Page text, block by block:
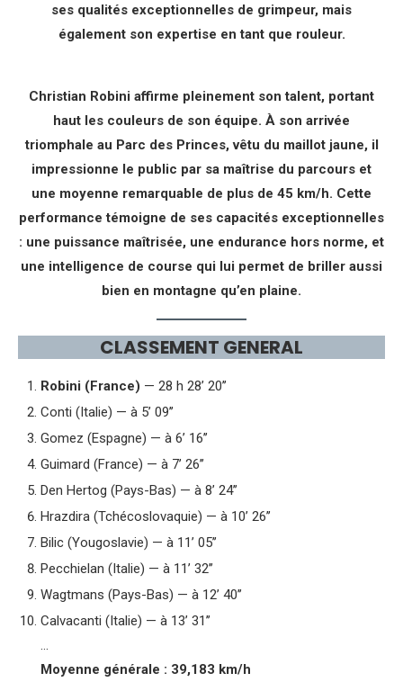
ses qualités exceptionnelles de grimpeur, mais
également son expertise en tant que rouleur.
Christian Robini affirme pleinement son talent, portant
haut les couleurs de son équipe. À son arrivée
triomphale au Parc des Princes, vêtu du maillot jaune, il
impressionne le public par sa maîtrise du parcours et
une moyenne remarquable de plus de 45 km/h. Cette
performance témoigne de ses capacités exceptionnelles
: une puissance maîtrisée, une endurance hors norme, et
une intelligence de course qui lui permet de briller aussi
bien en montagne qu’en plaine.
CLASSEMENT GENERAL
Robini (France) — 28 h 28’ 20’’
Conti (Italie) — à 5’ 09’’
Gomez (Espagne) — à 6’ 16’’
Guimard (France) — à 7’ 26’’
Den Hertog (Pays-Bas) — à 8’ 24’’
Hrazdira (Tchécoslovaquie) — à 10’ 26’’
Bilic (Yougoslavie) — à 11’ 05’’
Pecchielan (Italie) — à 11’ 32’’
Wagtmans (Pays-Bas) — à 12’ 40’’
Calvacanti (Italie) — à 13’ 31’’
…
Moyenne générale : 39,183 km/h